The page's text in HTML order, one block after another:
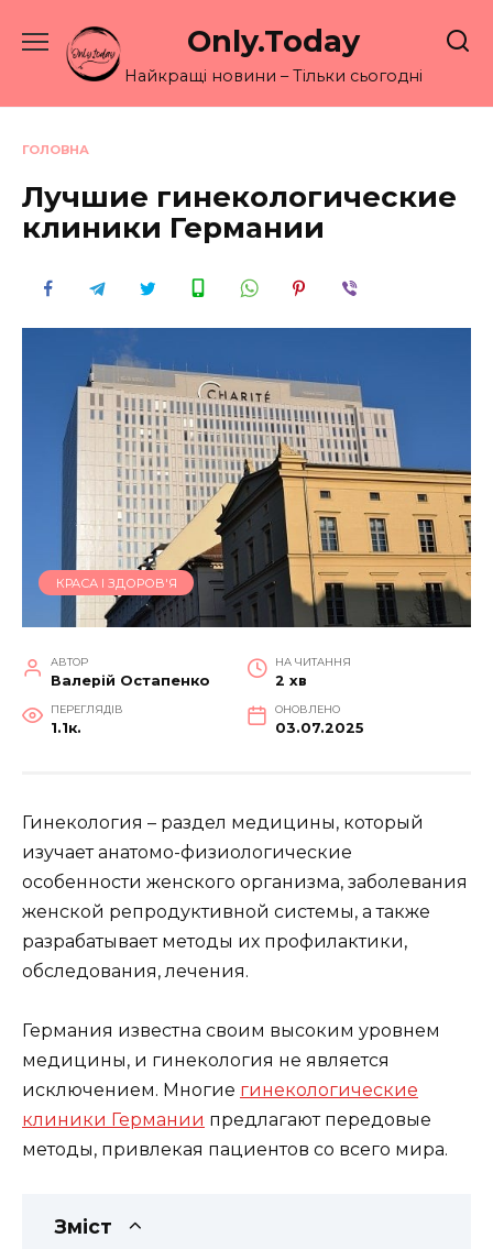
до
Only.Today
Найкращі новини – Тільки сьогодні
ГОЛОВНА
Лучшие гинекологические
клиники Германии
КРАСА І ЗДОРОВ'Я
АВТОР
Валерій Остапенко
НА ЧИТАННЯ
2 хв
ПЕРЕГЛЯДІВ
1.1к.
ОНОВЛЕНО
03.07.2025
Гинекология – раздел медицины, который
изучает анатомо-физиологические
особенности женского организма, заболевания
женской репродуктивной системы, а также
разрабатывает методы их профилактики,
обследования, лечения.
Германия известна своим высоким уровнем
медицины, и гинекология не является
исключением. Многие гинекологические
клиники Германии предлагают передовые
методы, привлекая пациентов со всего мира.
Зміст